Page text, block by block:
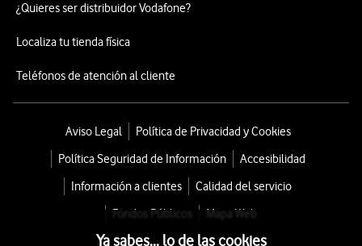
¿Quieres ser distribuidor Vodafone?
Localiza tu tienda física
Teléfonos de atención al cliente
Aviso Legal
Política de Privacidad y Cookies
Política Seguridad de Información
Accesibilidad
Información a clientes
Calidad del servicio
Fondos Públicos
Mapa Web
Ya sabes... lo de las cookies